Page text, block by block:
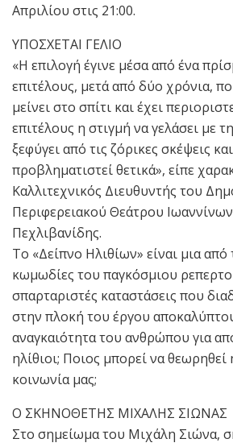
Απριλίου στις 21:00.
ΥΠΟΣΧΕΤΑΙ ΓΕΛΙΟ
«Η επιλογή έγινε μέσα από ένα
επιτέλους, μετά από δύο χρόνια,
μείνει στο σπίτι και έχει
επιτέλους η στιγμή να γελάσει με
ξεφύγει από τις ζόρικες σκέψεις
προβληματιστεί θετικά», είπε
Καλλιτεχνικός Διευθυντής του
Περιφερειακού Θεάτρου
Πεχλιβανίδης.
Το «Δείπνο Ηλιθίων» είναι μια από
κωμωδίες του παγκόσμιου
σπαρταριστές καταστάσεις που
στην πλοκή του έργου
αναγκαιότητα του ανθρώπου για
ηλίθιοι; Ποιος μπορεί να θεωρηθεί
κοινωνία μας;
Ο ΣΚΗΝΟΘΕΤΗΣ ΜΙΧΑΛΗΣ ΣΙΩΝΑΣ
Στο σημείωμα του Μιχάλη Σιώνα,